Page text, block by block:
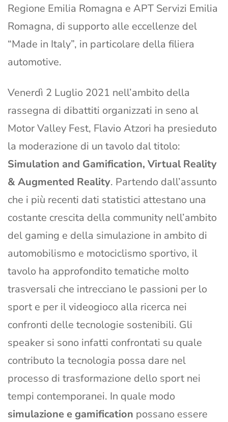
Regione Emilia Romagna e APT Servizi Emilia
Romagna, di supporto alle eccellenze del
“Made in Italy”, in particolare della filiera
automotive.
Venerdì 2 Luglio 2021 nell’ambito della
rassegna di dibattiti organizzati in seno al
Motor Valley Fest, Flavio Atzori ha presieduto
la moderazione di un tavolo dal titolo:
Simulation and Gamification, Virtual Reality
& Augmented Reality. Partendo dall’assunto
che i più recenti dati statistici attestano una
costante crescita della community nell’ambito
del gaming e della simulazione in ambito di
automobilismo e motociclismo sportivo, il
tavolo ha approfondito tematiche molto
trasversali che intrecciano le passioni per lo
sport e per il videogioco alla ricerca nei
confronti delle tecnologie sostenibili. Gli
speaker si sono infatti confrontati su quale
contributo la tecnologia possa dare nel
processo di trasformazione dello sport nei
tempi contemporanei. In quale modo
simulazione e gamification possano essere